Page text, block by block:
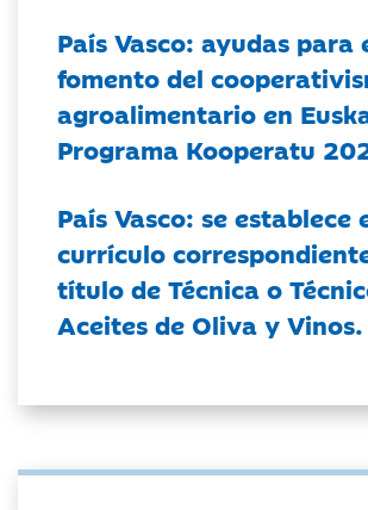
País Vasco: ayudas para
fomento del
agroalimentario en
Programa Kooperatu
País Vasco: se establece
currículo
título de Técnica o
Aceites de Oliva y Vinos.